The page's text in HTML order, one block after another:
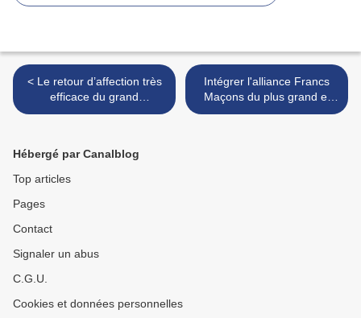
< Le retour d’affection très
efficace du grand
tradithérapeute
Intégrer l'alliance Francs
Maçons du plus grand et
puissant maître marabout
Hébergé par Canalblog
Top articles
Pages
Contact
Signaler un abus
C.G.U.
Cookies et données personnelles